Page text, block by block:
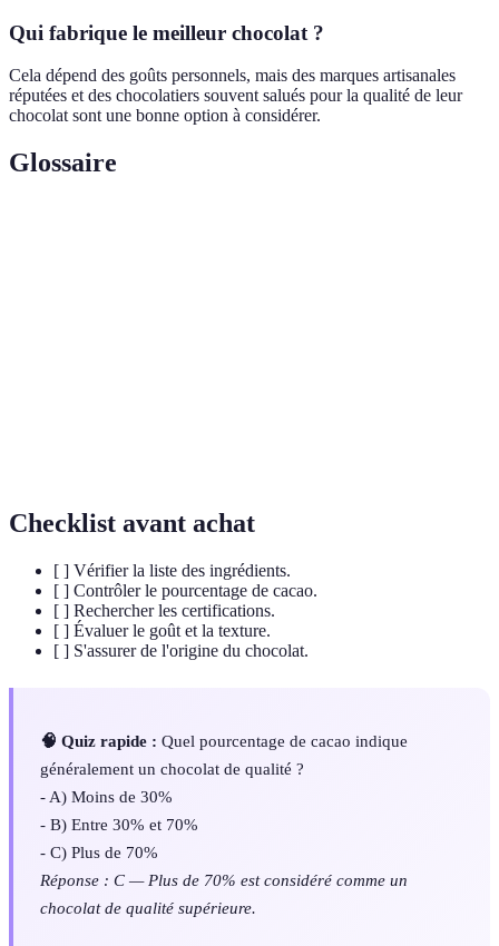
Qui fabrique le meilleur chocolat ?
Cela dépend des goûts personnels, mais des marques artisanales
réputées et des chocolatiers souvent salués pour la qualité de leur
chocolat sont une bonne option à considérer.
Glossaire
Checklist avant achat
[ ] Vérifier la liste des ingrédients.
[ ] Contrôler le pourcentage de cacao.
[ ] Rechercher les certifications.
[ ] Évaluer le goût et la texture.
[ ] S'assurer de l'origine du chocolat.
🧠 Quiz rapide : Quel pourcentage de cacao indique
généralement un chocolat de qualité ?
- A) Moins de 30%
- B) Entre 30% et 70%
- C) Plus de 70%
Réponse : C — Plus de 70% est considéré comme un
chocolat de qualité supérieure.